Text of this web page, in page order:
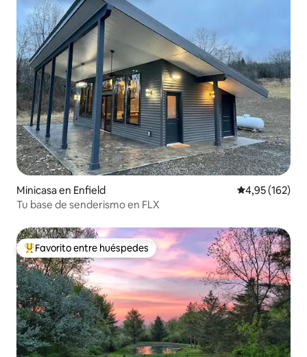
Minicasa en Enfield Calificación
4,95 (162)
Tu base de senderismo en FLX
Favorito entre los huéspedes más destacados
Favorito entre huéspedes